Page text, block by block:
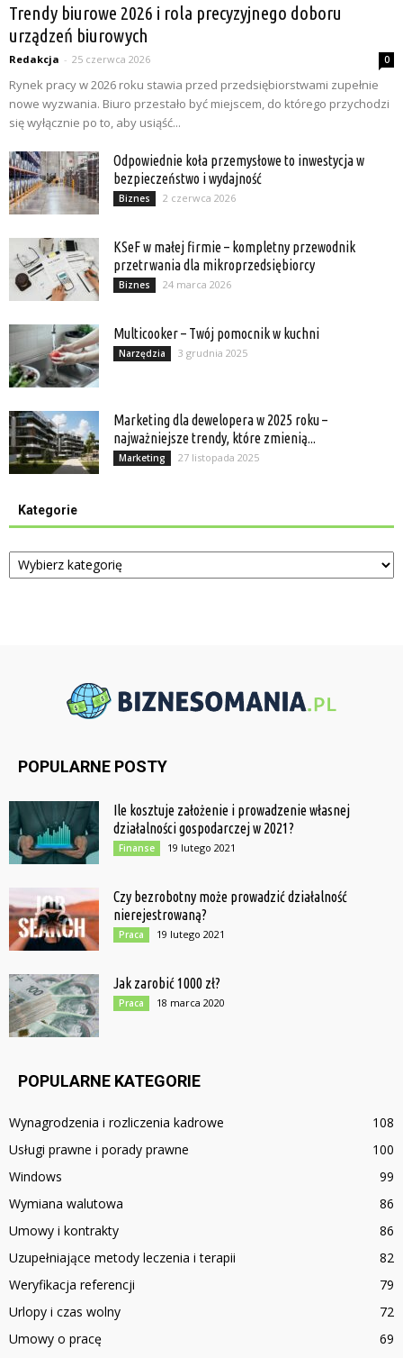
Trendy biurowe 2026 i rola precyzyjnego doboru
urządzeń biurowych
Redakcja - 25 czerwca 2026 0
Rynek pracy w 2026 roku stawia przed przedsiębiorstwami zupełnie
nowe wyzwania. Biuro przestało być miejscem, do którego przychodzi
się wyłącznie po to, aby usiąść...
Odpowiednie koła przemysłowe to inwestycja w
bezpieczeństwo i wydajność
Biznes 2 czerwca 2026
KSeF w małej firmie – kompletny przewodnik
przetrwania dla mikroprzedsiębiorcy
Biznes 24 marca 2026
Multicooker – Twój pomocnik w kuchni
Narzędzia 3 grudnia 2025
Marketing dla dewelopera w 2025 roku –
najważniejsze trendy, które zmienią...
Marketing 27 listopada 2025
Kategorie
Kategorie
POPULARNE POSTY
Ile kosztuje założenie i prowadzenie własnej
działalności gospodarczej w 2021?
Finanse 19 lutego 2021
Czy bezrobotny może prowadzić działalność
nierejestrowaną?
Praca 19 lutego 2021
Jak zarobić 1000 zł?
Praca 18 marca 2020
POPULARNE KATEGORIE
Wynagrodzenia i rozliczenia kadrowe
108
Usługi prawne i porady prawne
100
Windows
99
Wymiana walutowa
86
Umowy i kontrakty
86
Uzupełniające metody leczenia i terapii
82
Weryfikacja referencji
79
Urlopy i czas wolny
72
Umowy o pracę
69